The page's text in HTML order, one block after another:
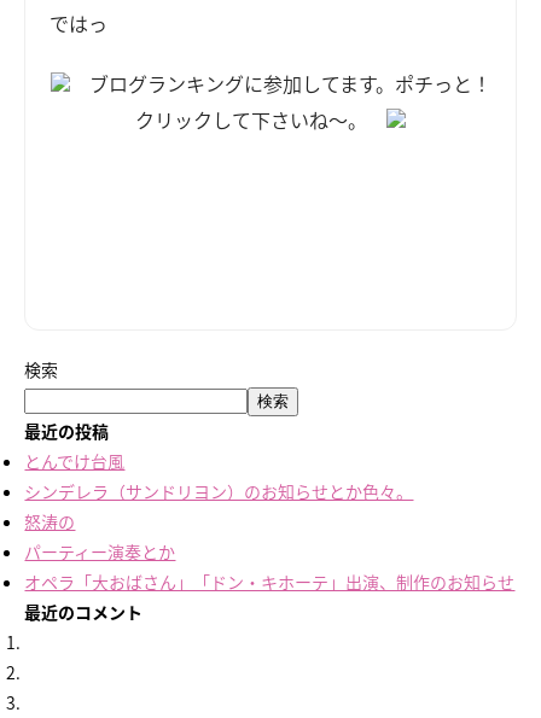
ではっ
ブログランキングに参加してます。ポチっと！
クリックして下さいね～。
検索
検索
最近の投稿
とんでけ台風
シンデレラ（サンドリヨン）のお知らせとか色々。
怒涛の
パーティー演奏とか
オペラ「大おばさん」「ドン・キホーテ」出演、制作のお知らせ
最近のコメント